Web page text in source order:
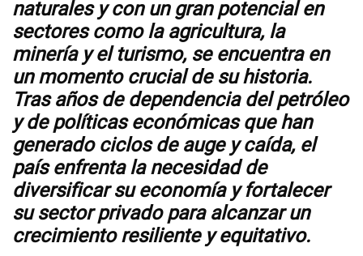
naturales y con un gran potencial en
sectores como la agricultura, la
minería y el turismo, se encuentra en
un momento crucial de su historia.
Tras años de dependencia del petróleo
y de políticas económicas que han
generado ciclos de auge y caída, el
país enfrenta la necesidad de
diversificar su economía y fortalecer
su sector privado para alcanzar un
crecimiento resiliente y equitativo.